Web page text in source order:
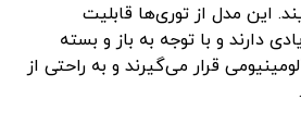
این مدل از توری‌ها قابلیت
دارند و با توجه به باز و بسته
قرار می‌گیرند و به راحتی از